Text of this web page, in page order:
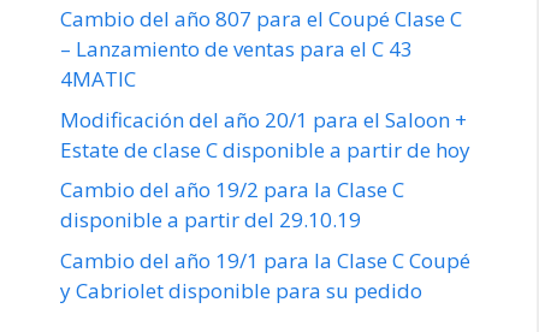
Cambio del año 807 para el Coupé Clase C
– Lanzamiento de ventas para el C 43
4MATIC
Modificación del año 20/1 para el Saloon +
Estate de clase C disponible a partir de hoy
Cambio del año 19/2 para la Clase C
disponible a partir del 29.10.19
Cambio del año 19/1 para la Clase C Coupé
y Cabriolet disponible para su pedido